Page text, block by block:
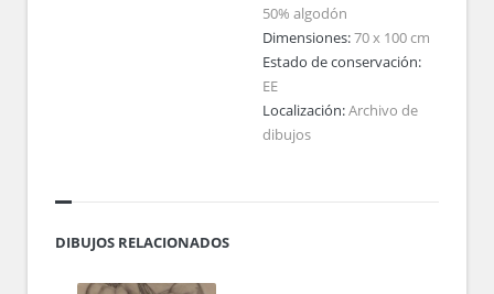
50% algodón
Dimensiones:70 x 100 cm
Estado de conservación:
EE
Localización:Archivo de
dibujos
DIBUJOS RELACIONADOS